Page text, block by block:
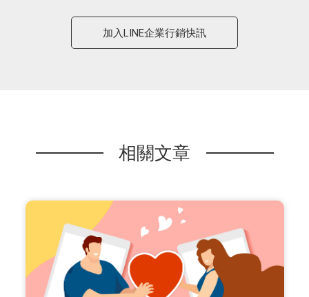
加入LINE企業行銷快訊
相關文章